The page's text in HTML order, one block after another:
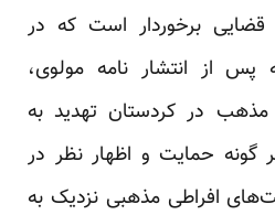
قضایی برخوردار است که در
پس از انتشار نامه مولوی،
در کردستان تهدید به
حمایت و اظهار نظر در
افراطی مذهبی نزدیک به